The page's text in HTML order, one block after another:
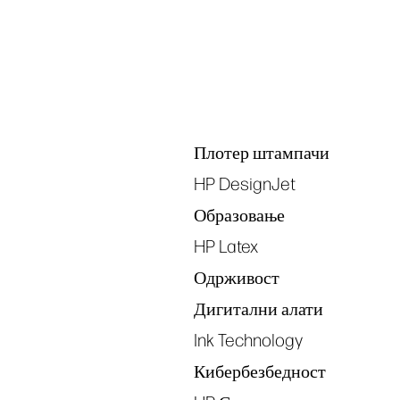
Плотер штампачи
HP DesignJet
Образовање
HP Latex
Одрживост
Дигитални алати
Ink Technology
Кибербезбедност